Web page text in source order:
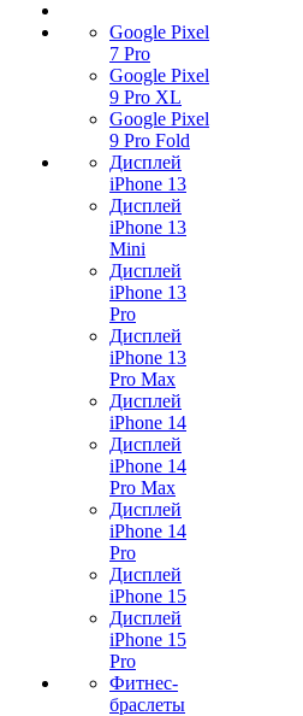
Google Pixel
7 Pro
Google Pixel
9 Pro XL
Google Pixel
9 Pro Fold
Дисплей
iPhone 13
Дисплей
iPhone 13
Mini
Дисплей
iPhone 13
Pro
Дисплей
iPhone 13
Pro Max
Дисплей
iPhone 14
Дисплей
iPhone 14
Pro Max
Дисплей
iPhone 14
Pro
Дисплей
iPhone 15
Дисплей
iPhone 15
Pro
Фитнес-
браслеты